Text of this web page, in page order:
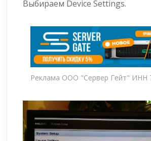
Выбираем Device Settings.
Реклама ООО "Сервер Гейт" ИНН